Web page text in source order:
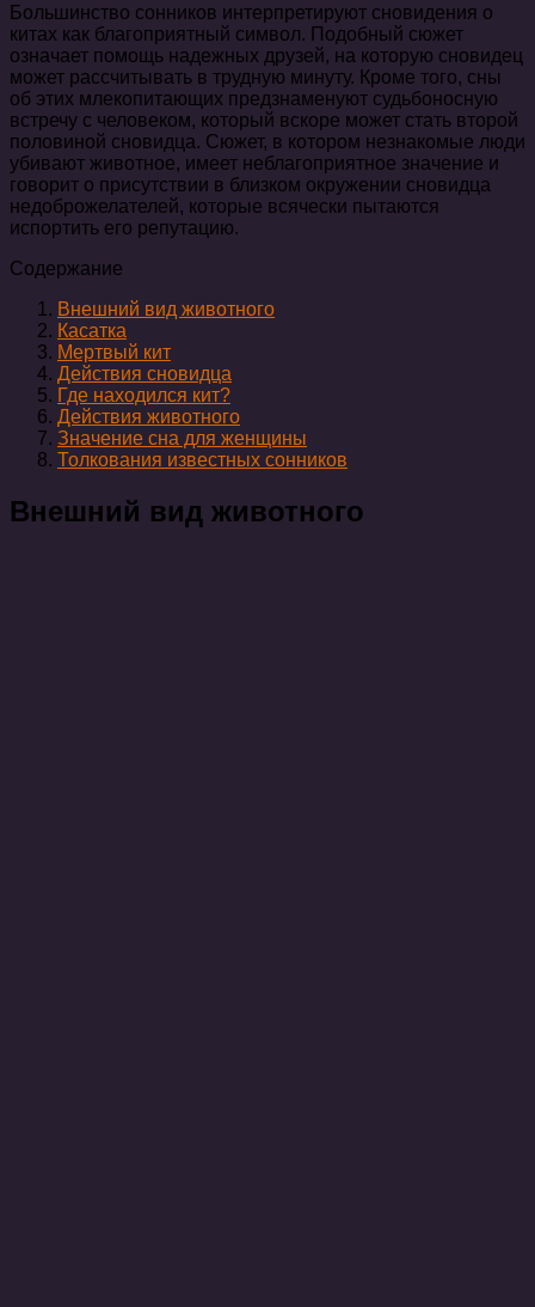
Большинство сонников интерпретируют сновидения о
китах как благоприятный символ. Подобный сюжет
означает помощь надежных друзей, на которую сновидец
может рассчитывать в трудную минуту. Кроме того, сны
об этих млекопитающих предзнаменуют судьбоносную
встречу с человеком, который вскоре может стать второй
половиной сновидца. Сюжет, в котором незнакомые люди
убивают животное, имеет неблагоприятное значение и
говорит о присутствии в близком окружении сновидца
недоброжелателей, которые всячески пытаются
испортить его репутацию.
Содержание
Внешний вид животного
Касатка
Мертвый кит
Действия сновидца
Где находился кит?
Действия животного
Значение сна для женщины
Толкования известных сонников
Внешний вид животного